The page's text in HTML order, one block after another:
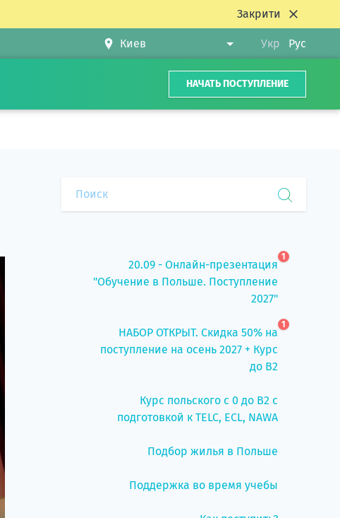
Закрити
Укр Рус
НАЧАТЬ ПОСТУПЛЕНИЕ
20.09 - Онлайн-презентация
"Обучение в Польше. Поступление
2027"
1
НАБОР ОТКРЫТ. Скидка 50% на
поступление на осень 2027 + Курс
до B2
1
Курс польского с 0 до B2 с
подготовкой к TELC, ECL, NAWA
Подбор жилья в Польше
Поддержка во время учебы